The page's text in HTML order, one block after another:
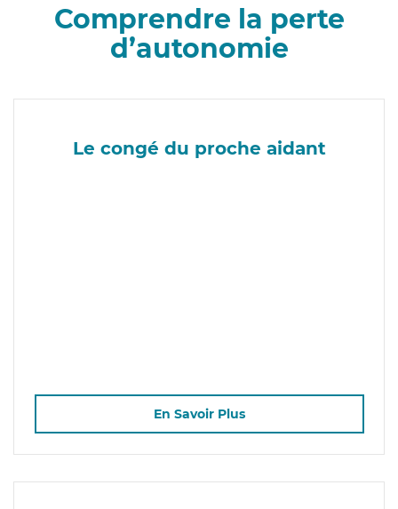
Comprendre la perte
d’autonomie
Le congé du proche aidant
En Savoir Plus